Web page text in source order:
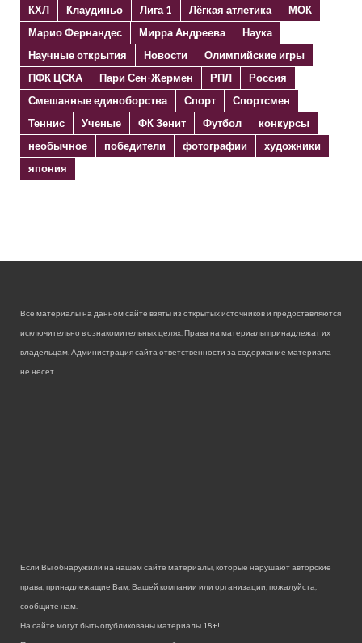
КХЛ
Клаудиньо Лига 1 Лёгкая атлетика
МОК
Марио Фернандес
Мирра Андреева
Наука
Научные открытия
Новости
Олимпийские игры
ПФК ЦСКА
Пари Сен-Жермен РПЛ
Россия
Смешанные единоборства
Спорт
Спортсмен
Теннис
Ученые ФК Зенит Футбол
конкурсы
необычное
победители фотографии
художники
япония
Все материалы на данном сайте взяты из открытых источников и предоставляются
исключительно в ознакомительных целях. Права на материалы принадлежат их
владельцам. Администрация сайта ответственности за содержание материала
не несет.
Если Вы обнаружили на нашем сайте материалы, которые нарушают авторские
права, принадлежащие Вам, Вашей компании или организации, пожалуйста,
сообщите нам.
На сайте могут быть опубликованы материалы 18+!